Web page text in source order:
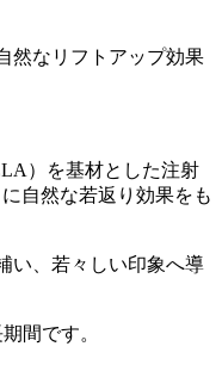
然なリフトアップ効果
）を基材とした注射
自然な若返り効果をも
い、若々しい印象へ導
間です。